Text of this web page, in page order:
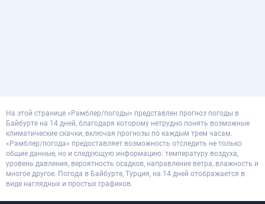
На этой странице «Рамблер/погоды» представлен прогноз погоды в
Байбурте на 14 дней, благодаря которому нетрудно понять возможные
климатические скачки, включая прогнозы по каждым трем часам.
«Рамблер/погода» предоставляет возможность отследить не только
общие данные, но и следующую информацию: температуру воздуха,
уровень давления, вероятность осадков, направление ветра, влажность и
многое другое. Погода в Байбурте, Турция, на 14 дней отображается в
виде наглядных и простых графиков.